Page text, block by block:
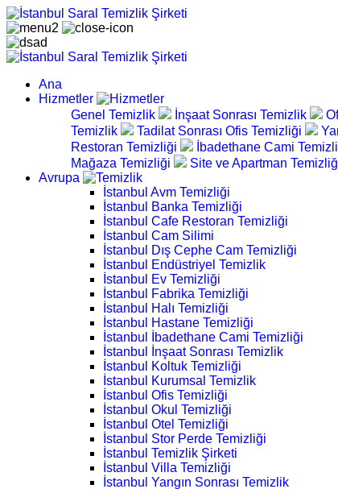
Ana
Hizmetler
Genel Temizlik
İnşaat Sonrası Temizlik
Temizlik
Tadilat Sonrası Ofis Temizliği
Restoran Temizliği
İbadethane Cami
Mağaza Temizliği
Site ve Apartman
Avrupa
İstanbul Avm Temizliği
İstanbul Banka Temizliği
İstanbul Cafe Restoran Temizliği
İstanbul Cam Silimi
İstanbul Dış Cephe Cam Temizliği
İstanbul Endüstriyel Temizlik
İstanbul Ev Temizliği
İstanbul Fabrika Temizliği
İstanbul Halı Temizliği
İstanbul Hastane Temizliği
İstanbul İbadethane Cami Temizliği
İstanbul İnşaat Sonrası Temizlik
İstanbul Koltuk Temizliği
İstanbul Kurumsal Temizlik
İstanbul Ofis Temizliği
İstanbul Okul Temizliği
İstanbul Otel Temizliği
İstanbul Stor Perde Temizliği
İstanbul Temizlik Şirketi
İstanbul Villa Temizliği
İstanbul Yangın Sonrası Temizlik